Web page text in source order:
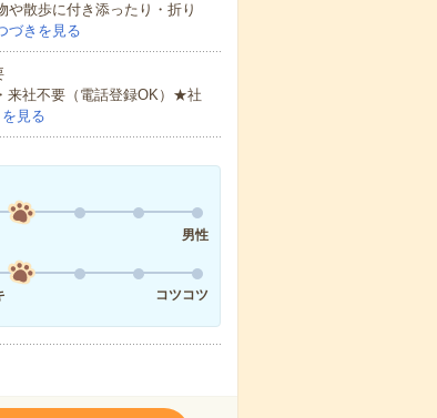
散歩に付き添ったり・折り
づきを見る
来社不要（電話登録OK）★社
見る
男性
コツコツ